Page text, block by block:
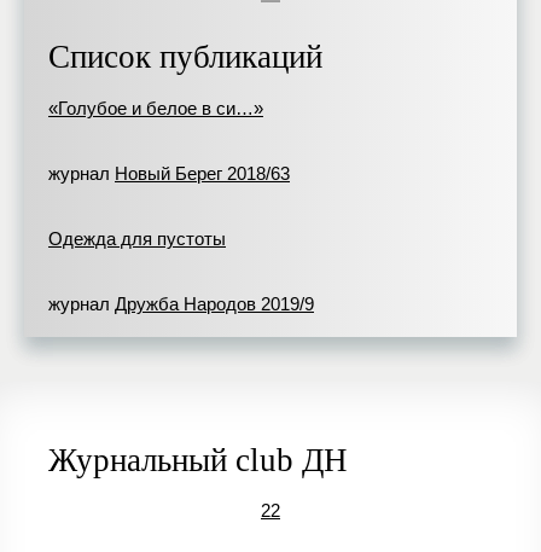
Список публикаций
«Голубое и белое в си…»
журнал Новый Берег 2018/63
Одежда для пустоты
журнал Дружба Народов 2019/9
Журнальный club ДН
22